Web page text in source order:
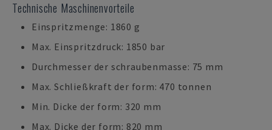
Technische Maschinenvorteile
Einspritzmenge: 1860 g
Max. Einspritzdruck: 1850 bar
Durchmesser der schraubenmasse: 75 mm
Max. Schließkraft der form: 470 tonnen
Min. Dicke der form: 320 mm
Max. Dicke der form: 820 mm